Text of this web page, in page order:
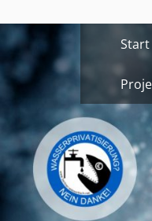
to
content
Start